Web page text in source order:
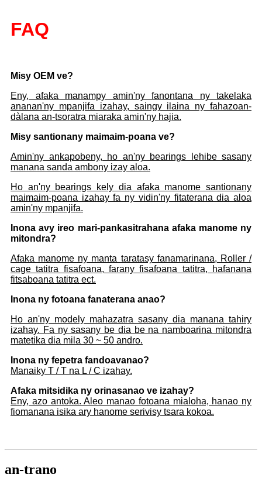
FAQ
Misy OEM ve?
Eny, afaka manampy amin'ny fanontana ny takelaka
ananan'ny mpanjifa izahay, saingy ilaina ny fahazoan-
dàlana an-tsoratra miaraka amin'ny hajia.
Misy santionany maimaim-poana ve?
Amin'ny ankapobeny, ho an'ny bearings lehibe sasany
manana sanda ambony izay aloa.
Ho an'ny bearings kely dia afaka manome santionany
maimaim-poana izahay fa ny vidin'ny fitaterana dia aloa
amin'ny mpanjifa.
Inona avy ireo mari-pankasitrahana afaka manome ny
mitondra?
Afaka manome ny manta taratasy fanamarinana, Roller /
cage tatitra fisafoana, farany fisafoana tatitra, hafanana
fitsaboana tatitra ect.
Inona ny fotoana fanaterana anao?
Ho an'ny modely mahazatra sasany dia manana tahiry
izahay. Fa ny sasany be dia be na namboarina mitondra
matetika dia mila 30 ~ 50 andro.
Inona ny fepetra fandoavanao?
Manaiky T / T na L / C izahay.
Afaka mitsidika ny orinasanao ve izahay?
Eny, azo antoka. Aleo manao fotoana mialoha, hanao ny
fiomanana isika ary hanome serivisy tsara kokoa.
an-trano